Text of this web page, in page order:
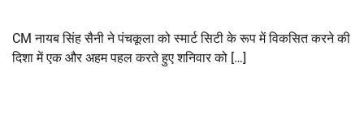
CM नायब सिंह सैनी ने पंचकूला को स्मार्ट सिटी के रूप में विकसित करने की
दिशा में एक और अहम पहल करते हुए शनिवार को […]